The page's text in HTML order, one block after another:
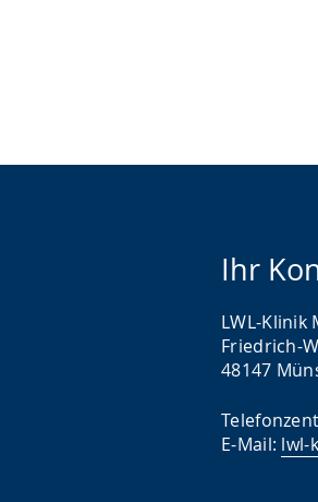
Ihr
LWL-Klinik
Friedrich-
48147
E-Mail: lwl-